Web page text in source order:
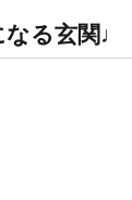
る玄関♩